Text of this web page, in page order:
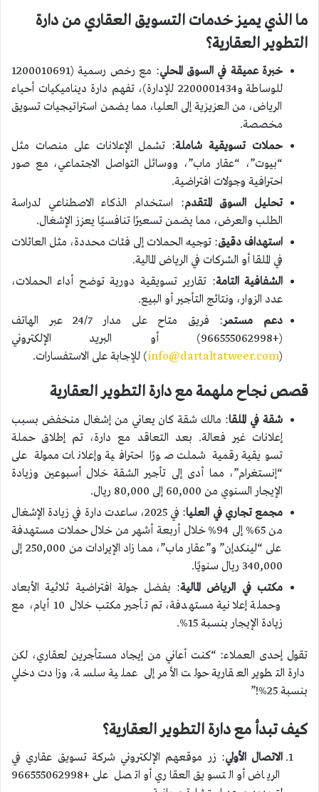
ما الذي يميز خدمات التسويق العقاري من دارة
التطوير العقارية؟
خبرة عميقة في السوق المحلي
: مع رخص رسمية (1200010691
للوساطة و2200001434 للإدارة)، تفهم دارة ديناميكيات أحياء
الرياض، من العزيزية إلى العليا، مما يضمن استراتيجيات تسويق
مخصصة.
حملات تسويقية شاملة: تشمل الإعلانات على منصات مثل
“بيوت”، “عقار ماب”، ووسائل التواصل الاجتماعي، مع صور
احترافية وجولات افتراضية.
تحليل السوق المتقدم: استخدام الذكاء الاصطناعي لدراسة
الطلب والعرض، مما يضمن تسعيرًا تنافسيًا يعزز الإشغال.
استهداف دقيق: توجيه الحملات إلى فئات محددة، مثل العائلات
في الملقا أو الشركات في الرياض المالية.
الشفافية التامة: تقارير تسويقية دورية توضح أداء الحملات،
عدد الزوار، ونتائج التأجير أو البيع.
دعم مستمر
: فريق متاح على مدار 24/7 عبر الهاتف
(+966555062998) أو البريد الإلكتروني
(
info@dartaltatweer.com) للإجابة على الاستفسارات.
قصص نجاح ملهمة مع دارة التطوير العقارية
شقة في الملقا: مالك شقة كان يعاني من إشغال منخفض بسبب
إعلانات غير فعالة. بعد التعاقد مع دارة، تم إطلاق حملة
تسويقية رقمية شملت صورًا احترافية وإعلانات ممولة على
“إنستغرام”، مما أدى إلى تأجير الشقة خلال أسبوعين وزيادة
الإيجار السنوي من 60,000 إلى 80,000 ريال.
مجمع تجاري في العليا
: في 2025، ساعدت دارة في زيادة الإشغال
من 65% إلى 94% خلال أربعة أشهر من خلال حملات مستهدفة
على “لينكدإن” و”عقار ماب”، مما زاد الإيرادات من 250,000 إلى
340,000 ريال سنويًا.
مكتب في الرياض المالية: بفضل جولة افتراضية ثلاثية الأبعاد
وحملة إعلانية مستهدفة، تم تأجير مكتب خلال 10 أيام، مع
زيادة الإيجار بنسبة 15%.
تقول إحدى العملاء: “كنت أعاني من إيجاد مستأجرين لعقاري، لكن
دارة التطوير العقارية حولت الأمر إلى عملية سلسة، وزادت دخلي
بنسبة 25%!”
كيف تبدأ مع دارة التطوير العقارية؟
الاتصال الأولي: زر موقعهم الإلكتروني شركة تسويق عقاري في
الرياض أو التسويق العقاري أو اتصل على +966555062998